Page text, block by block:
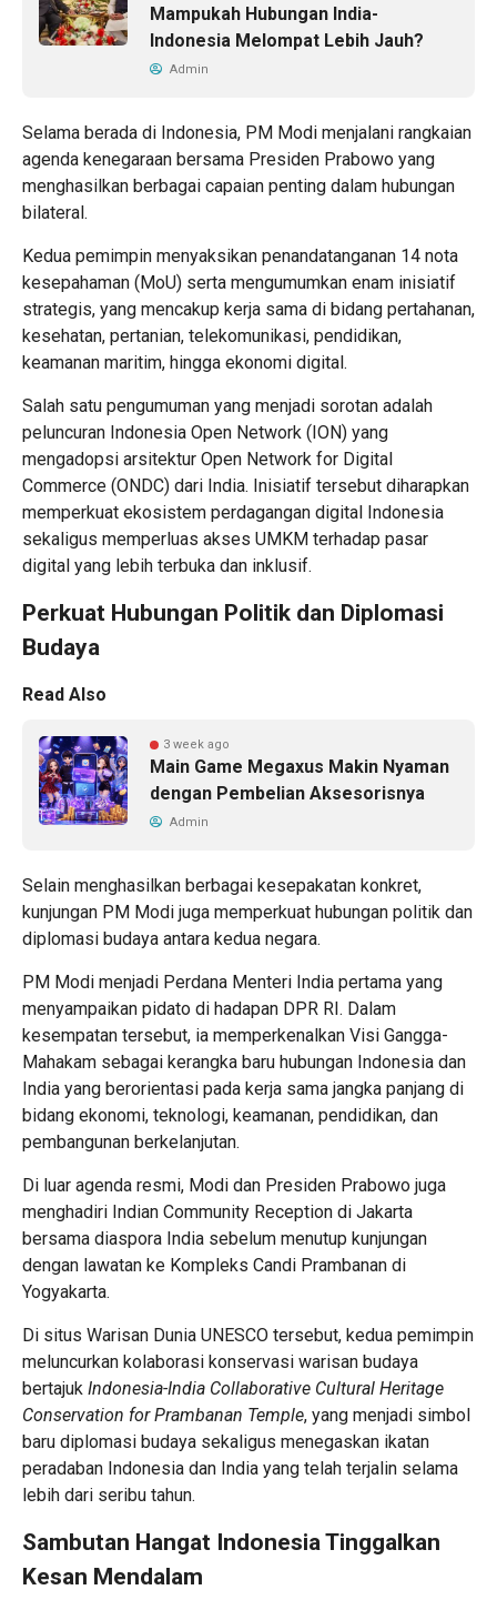
Mampukah Hubungan India-
Indonesia Melompat Lebih Jauh?
Admin
Selama berada di Indonesia, PM Modi menjalani rangkaian
agenda kenegaraan bersama Presiden Prabowo yang
menghasilkan berbagai capaian penting dalam hubungan
bilateral.
Kedua pemimpin menyaksikan penandatanganan 14 nota
kesepahaman (MoU) serta mengumumkan enam inisiatif
strategis, yang mencakup kerja sama di bidang pertahanan,
kesehatan, pertanian, telekomunikasi, pendidikan,
keamanan maritim, hingga ekonomi digital.
Salah satu pengumuman yang menjadi sorotan adalah
peluncuran Indonesia Open Network (ION) yang
mengadopsi arsitektur Open Network for Digital
Commerce (ONDC) dari India. Inisiatif tersebut diharapkan
memperkuat ekosistem perdagangan digital Indonesia
sekaligus memperluas akses UMKM terhadap pasar
digital yang lebih terbuka dan inklusif.
Perkuat Hubungan Politik dan Diplomasi
Budaya
Read Also
3 week ago
Main Game Megaxus Makin Nyaman
dengan Pembelian Aksesorisnya
Admin
Selain menghasilkan berbagai kesepakatan konkret,
kunjungan PM Modi juga memperkuat hubungan politik dan
diplomasi budaya antara kedua negara.
PM Modi menjadi Perdana Menteri India pertama yang
menyampaikan pidato di hadapan DPR RI. Dalam
kesempatan tersebut, ia memperkenalkan Visi Gangga-
Mahakam sebagai kerangka baru hubungan Indonesia dan
India yang berorientasi pada kerja sama jangka panjang di
bidang ekonomi, teknologi, keamanan, pendidikan, dan
pembangunan berkelanjutan.
Di luar agenda resmi, Modi dan Presiden Prabowo juga
menghadiri Indian Community Reception di Jakarta
bersama diaspora India sebelum menutup kunjungan
dengan lawatan ke Kompleks Candi Prambanan di
Yogyakarta.
Di situs Warisan Dunia UNESCO tersebut, kedua pemimpin
meluncurkan kolaborasi konservasi warisan budaya
bertajuk Indonesia-India Collaborative Cultural Heritage
Conservation for Prambanan Temple, yang menjadi simbol
baru diplomasi budaya sekaligus menegaskan ikatan
peradaban Indonesia dan India yang telah terjalin selama
lebih dari seribu tahun.
Sambutan Hangat Indonesia Tinggalkan
Kesan Mendalam